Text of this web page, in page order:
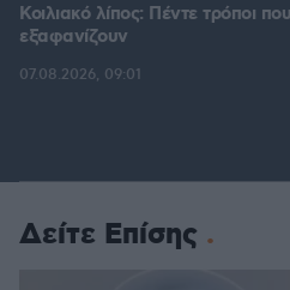
Κοιλιακό λίπος: Πέντε τρόποι
εξαφανίζουν
07.08.2026, 09:01
Δείτε Επίσης